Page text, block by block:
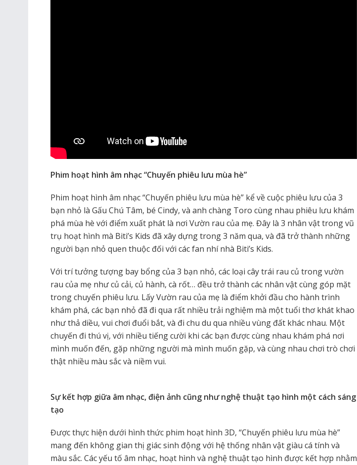
Phim hoạt hình âm nhạc “Chuyến phiêu lưu mùa hè”
Phim hoạt hình âm nhạc “Chuyến phiêu lưu mùa hè” kể về cuộc phiêu lưu của 3
bạn nhỏ là Gấu Chú Tâm, bé Cindy, và anh chàng Toro cùng nhau phiêu lưu khám
phá mùa hè với điểm xuất phát là nơi Vườn rau của mẹ. Đây là 3 nhân vật trong vũ
trụ hoạt hình mà Biti’s Kids đã xây dựng trong 3 năm qua, và đã trở thành những
người bạn nhỏ quen thuộc đối với các fan nhí nhà Biti’s Kids.
Với trí tưởng tượng bay bổng của 3 bạn nhỏ, các loại cây trái rau củ trong vườn
rau của mẹ như củ cải, củ hành, cà rốt… đều trở thành các nhân vật cùng góp mặt
trong chuyến phiêu lưu. Lấy Vườn rau của mẹ là điểm khởi đầu cho hành trình
khám phá, các bạn nhỏ đã đi qua rất nhiều trải nghiệm mà một tuổi thơ khát khao
như thả diều, vui chơi đuổi bắt, và đi chu du qua nhiều vùng đất khác nhau. Một
chuyến đi thú vị, với nhiều tiếng cười khi các bạn được cùng nhau khám phá nơi
mình muốn đến, gặp những người mà mình muốn gặp, và cùng nhau chơi trò chơi
thật nhiều màu sắc và niềm vui.
Sự kết hợp giữa âm nhạc, điện ảnh cũng như nghệ thuật tạo hình một cách sáng
tạo
Được thực hiện dưới hình thức phim hoạt hình 3D, “Chuyến phiêu lưu mùa hè”
mang đến không gian thị giác sinh động với hệ thống nhân vật giàu cá tính và
màu sắc. Các yếu tố âm nhạc, hoạt hình và nghệ thuật tạo hình được kết hợp nhằm